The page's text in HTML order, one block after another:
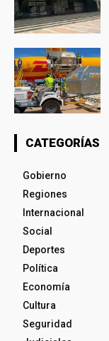
CATEGORÍAS
Gobierno
Regiones
Internacional
Social
Deportes
Política
Economía
Cultura
Seguridad